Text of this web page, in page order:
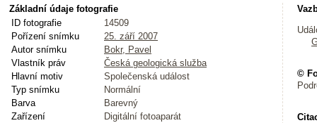
Základní údaje fotografie
ID fotografie
14509
Pořízení snímku
25. září 2007
Autor snímku
Bokr, Pavel
Vlastník práv
Česká geologická služba
Hlavní motiv
Společenská událost
Typ snímku
Normální
Barva
Barevný
Zařízení
Digitální fotoaparát
©